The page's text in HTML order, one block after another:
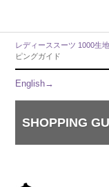
レディーススーツ 1000生
ピングガイド
English→
SHOPPING